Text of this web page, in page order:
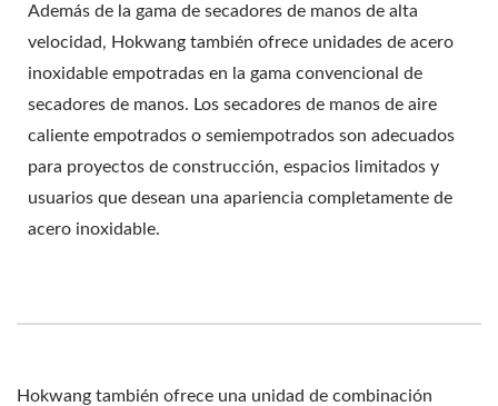
Además de la gama de secadores de manos de alta
velocidad, Hokwang también ofrece unidades de acero
inoxidable empotradas en la gama convencional de
secadores de manos. Los secadores de manos de aire
caliente empotrados o semiempotrados son adecuados
para proyectos de construcción, espacios limitados y
usuarios que desean una apariencia completamente de
acero inoxidable.
Hokwang también ofrece una unidad de combinación